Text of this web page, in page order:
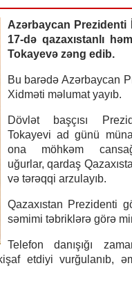
Azərbaycan Prezidenti
17-də qazaxıstanlı
Tokayevə zəng edib.
Bu barədə Azərbaycan
Xidməti məlumat yayıb.
Dövlət başçısı
Tokayevi ad günü
ona möhkəm
uğurlar, qardaş
və tərəqqi arzulayıb.
Qazaxıstan Prezidenti
səmimi təbriklərə görə
Telefon danışığı
etdiyi vurğulanıb,